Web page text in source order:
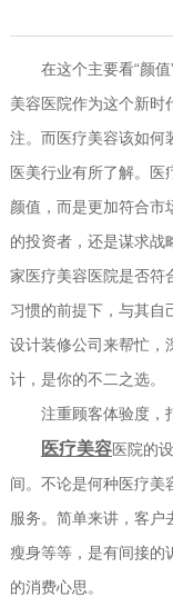
在这个主要看“颜值”
美容医院作为这个新时
注。而医疗美容该如何
医美行业有所了解。医
颜值，而是更加符合市
的投资者，还是谋求战
家医疗美容医院是否符
习惯的前提下，与其自
设计装修公司来帮忙，
计，是你的不二之选。
注重顾客体验度，
医疗美容医院的
间。不论是何种医疗美
服务。简单来讲，客户
瘦身等等，是有间接的
的消费心思。